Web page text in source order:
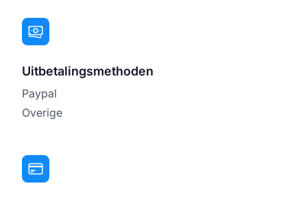
Uitbetalingsmethoden
Paypal
Overige